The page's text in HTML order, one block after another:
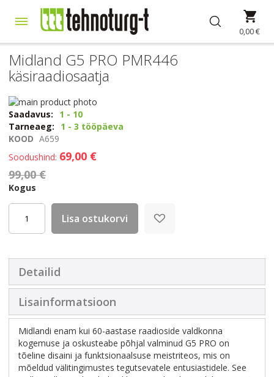
to
0,00 €
Midland G5 PRO PMR446
käsiraadiosaatja
Skip
to
the
end
the
images
gallery
Skip
to
the
of
the
images
Saadavus:
1 - 10
Tarneaeg:
1 - 3 tööpäeva
KOOD A659
Soodushind 69,00 €
99,00 €
Kogus
Lisa ostukorvi
Detailid
Midlandi enam kui 60-aastase raadioside valdkonna
kogemuse ja oskusteabe põhjal valminud G5 PRO on
tõeline disaini ja funktsionaalsuse meistriteos, mis on
mõeldud välitingimustes tegutsevatele entusiastidele. See
Lisainformatsioon